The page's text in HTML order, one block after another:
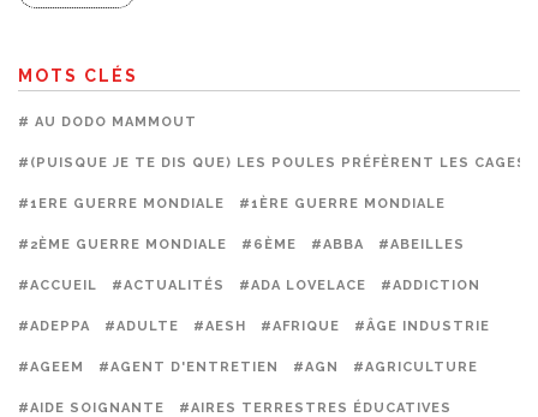
MOTS CLÉS
# AU DODO MAMMOUT
#(PUISQUE JE TE DIS QUE) LES POULES PRÉFÈRENT LES CAGES
#1ERE GUERRE MONDIALE #1ÈRE GUERRE MONDIALE
#2ÈME GUERRE MONDIALE #6ÈME #ABBA #ABEILLES
#ACCUEIL #ACTUALITÉS #ADA LOVELACE #ADDICTION
#ADEPPA #ADULTE #AESH #AFRIQUE #ÂGE INDUSTRIE
#AGEEM #AGENT D'ENTRETIEN #AGN #AGRICULTURE
#AIDE SOIGNANTE #AIRES TERRESTRES ÉDUCATIVES